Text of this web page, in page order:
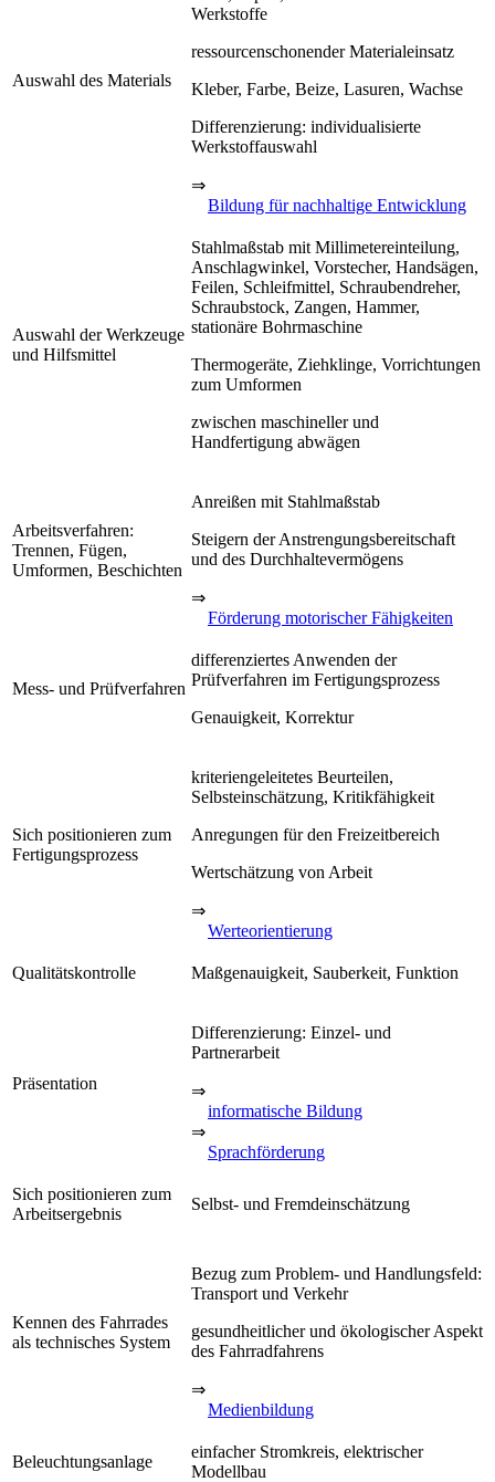
Auswahl des Materials
Werkstoffe
ressourcenschonender Materialeinsatz
Kleber, Farbe, Beize, Lasuren, Wachse
Differenzierung: individualisierte
Werkstoffauswahl
⇒
Bildung für nachhaltige Entwicklung
Auswahl der Werkzeuge
und Hilfsmittel
Stahlmaßstab mit Millimetereinteilung,
Anschlagwinkel, Vorstecher, Handsägen,
Feilen, Schleifmittel, Schraubendreher,
Schraubstock, Zangen, Hammer,
stationäre Bohrmaschine
Thermogeräte, Ziehklinge, Vorrichtungen
zum Umformen
zwischen maschineller und
Handfertigung abwägen
Arbeitsverfahren:
Trennen, Fügen,
Umformen, Beschichten
Anreißen mit Stahlmaßstab
Steigern der Anstrengungsbereitschaft
und des Durchhaltevermögens
⇒
Förderung motorischer Fähigkeiten
Mess- und Prüfverfahren
differenziertes Anwenden der
Prüfverfahren im Fertigungsprozess
Genauigkeit, Korrektur
Sich positionieren zum
Fertigungsprozess
kriteriengeleitetes Beurteilen,
Selbsteinschätzung, Kritikfähigkeit
Anregungen für den Freizeitbereich
Wertschätzung von Arbeit
⇒
Werteorientierung
Qualitätskontrolle Maßgenauigkeit, Sauberkeit, Funktion
Präsentation
Differenzierung: Einzel- und
Partnerarbeit
⇒
informatische Bildung
⇒
Sprachförderung
Sich positionieren zum
Arbeitsergebnis
Selbst- und Fremdeinschätzung
Kennen des Fahrrades
als technisches System
Bezug zum Problem- und Handlungsfeld:
Transport und Verkehr
gesundheitlicher und ökologischer Aspekt
des Fahrradfahrens
⇒
Medienbildung
Beleuchtungsanlage
einfacher Stromkreis, elektrischer
Modellbau